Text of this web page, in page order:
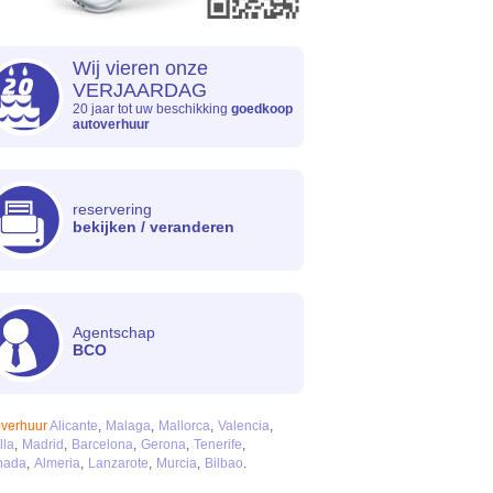
Wij vieren onze
VERJAARDAG
20 jaar tot uw beschikking goedkoop
autoverhuur
reservering
bekijken / veranderen
Agentschap
BCO
Alicante Malaga Mallorca Valencia
Madrid Barcelona Gerona Tenerife
Almeria Lanzarote Murcia Bilbao